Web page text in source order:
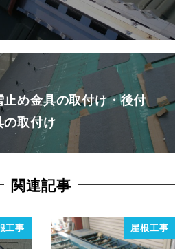
め金具の取付け・後付
の取付け
関連記事
工事 屋根工事